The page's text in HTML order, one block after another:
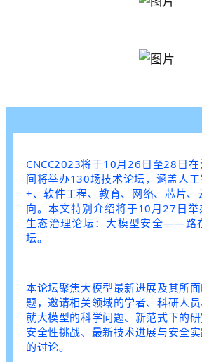
CNCC2023将于10月26日至28日
间将举办130场技术论坛，涵盖人
+、软件工程、教育、网络、芯片、
向。本文特别介绍将于10月27日
生态治理论坛：大模型安全——路
坛。
本论坛聚焦大模型最新进展及其所
题，邀请相关领域的学者、科研人员
就大模型的科学问题、新范式下的
安全性挑战、最新技术进展与安全
的讨论。